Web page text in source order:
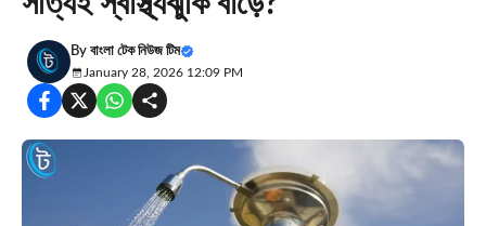
By বাংলা টেক নিউজ টিম
January 28, 2026 12:09 PM